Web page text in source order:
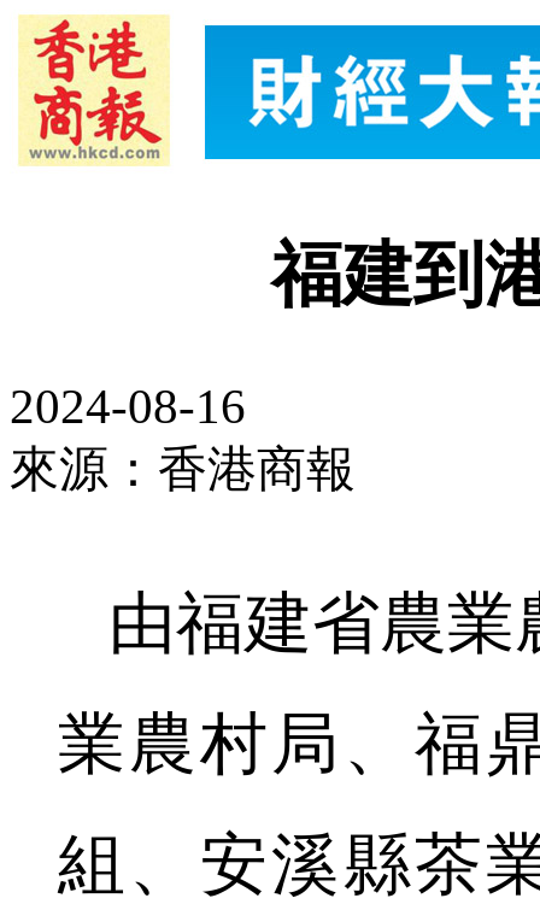
福建到
2024-08-16
來源：香港商報
由福建省農業
業農村局、福
組、安溪縣茶